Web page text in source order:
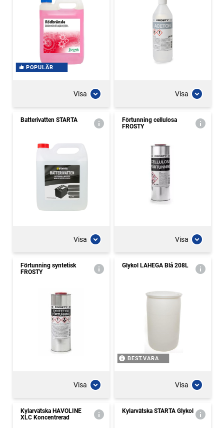
POPULÄR
Visa Visa
Batterivatten STARTA
Visa
Förtunning cellulosa
FROSTY
Visa
Förtunning syntetisk
FROSTY
Visa
Glykol LAHEGA Blå 208L
BEST.VARA
Visa
Kylarvätska HAVOLINE
XLC Koncentrerad
Kylarvätska STARTA Glykol